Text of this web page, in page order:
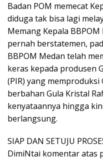
Badan POM memecat
diduga tak bisa lagi
Memang Kepala
pernah berstatemen,
BBPOM Medan telah
keras kepada produsen
(PIR) yang memproduksi
berbahan Gula Kristal
kenyataannya hingga
berlangsung.
SIAP DAN SETUJU
DimiNtai komentar atas